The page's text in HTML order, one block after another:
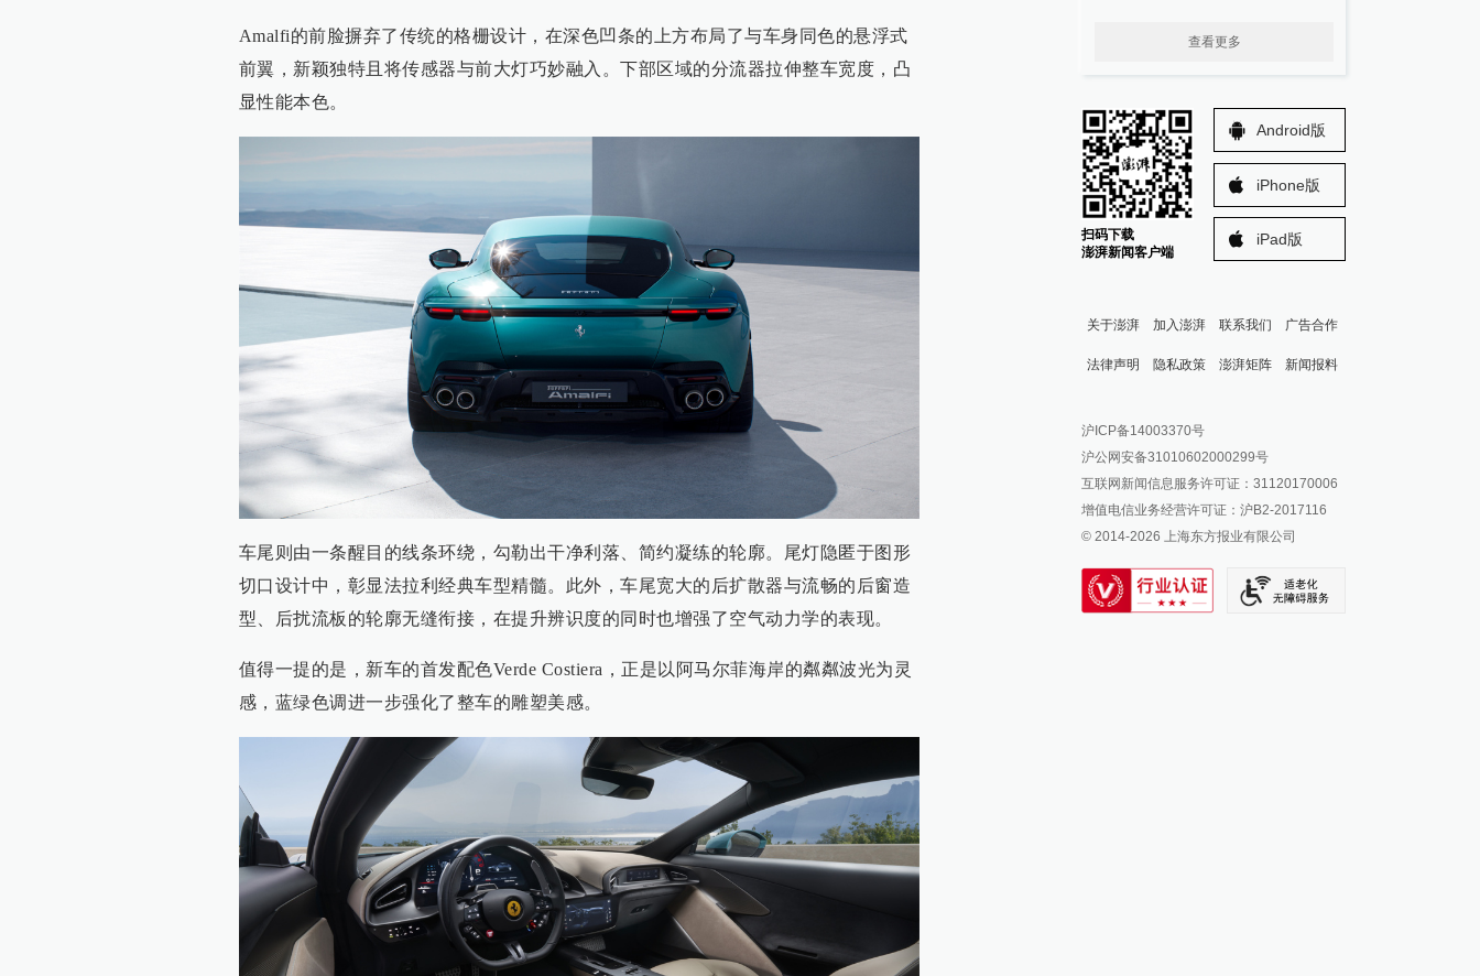
Amalfi的前脸摒弃了传统的格栅设计，在深色凹条的上方布局了与车身同色的悬浮式
前翼，新颖独特且将传感器与前大灯巧妙融入。下部区域的分流器拉伸整车宽度，凸
显性能本色。
车尾则由一条醒目的线条环绕，勾勒出干净利落、简约凝练的轮廓。尾灯隐匿于图形
切口设计中，彰显法拉利经典车型精髓。此外，车尾宽大的后扩散器与流畅的后窗造
型、后扰流板的轮廓无缝衔接，在提升辨识度的同时也增强了空气动力学的表现。
值得一提的是，新车的首发配色Verde Costiera，正是以阿马尔菲海岸的粼粼波光为灵
感，蓝绿色调进一步强化了整车的雕塑美感。
查看更多
扫码下载
澎湃新闻客户端
Android版
iPhone版
iPad版
关于澎湃 加入澎湃 联系我们 广告合作
法律声明 隐私政策 澎湃矩阵
澎湃新闻公众号
澎湃新闻抖音号
派生万物开放平台
IP SHANGHAI
SIXTH TONE
新闻报料
报料邮箱: news@thepaper.cn
沪ICP备14003370号
沪公网安备31010602000299号
互联网新闻信息服务许可证：31120170006
增值电信业务经营许可证：沪B2-2017116
© 2014-2026 上海东方报业有限公司